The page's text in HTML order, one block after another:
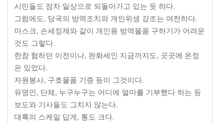
시민들도 점차 일상으로 되돌아가고 있는 듯 하다.
그럼에도, 당국의 방역조치와 개인위생 강조는 여전하다.
마스크, 손세정제와 같이 개인용 방역물품 구하기가 어려운
것도 그렇다.
한참 험하던 이전이나, 완화세인 지금까지도, 곳곳에 온정
은 있었다.
자원봉사, 구호물품 기증 등이 그것이다.
유명인, 단체, 누구누구는 어디에 얼마를 기부했다 하는 등
보도와 기사들도 그치지 않는다.
대륙의 스케일 답게, 통도 크다.